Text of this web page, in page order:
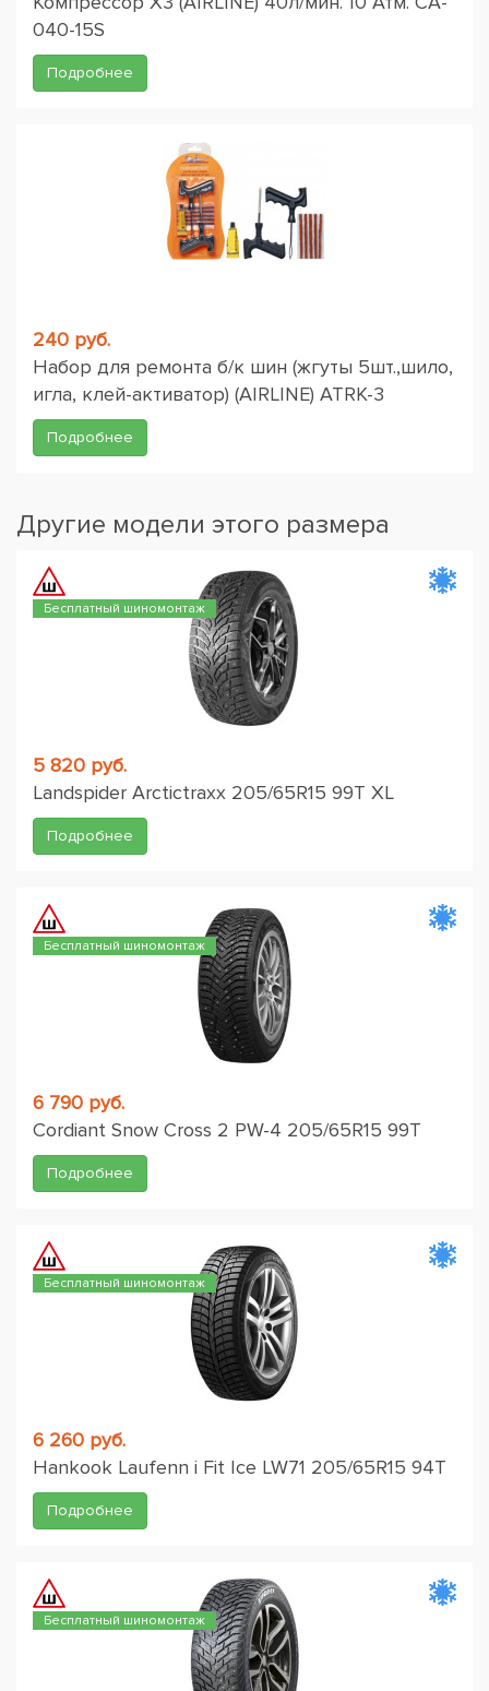
040-15S
Подробнее
240 руб.
Набор для ремонта б/к шин (жгуты 5шт.,шило,
игла, клей-активатор) (AIRLINE) ATRK-3
Подробнее
Другие модели этого размера
Бесплатный шиномонтаж
5 820 руб.
Landspider Arctictraxx 205/65R15 99T XL
Подробнее
Бесплатный шиномонтаж
6 790 руб.
Cordiant Snow Cross 2 PW-4 205/65R15 99T
Подробнее
Бесплатный шиномонтаж
6 260 руб.
Hankook Laufenn i Fit Ice LW71 205/65R15 94T
Подробнее
Бесплатный шиномонтаж